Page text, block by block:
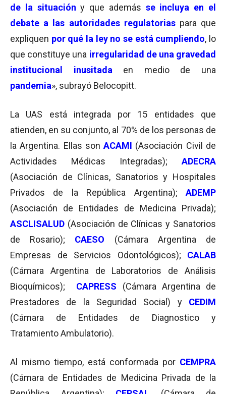
de la situación y que además se incluya en el
debate a las autoridades regulatoriaspara que
expliquen por qué la ley no se está cumpliendo, lo
que constituye una irregularidad de una gravedad
institucional inusitada en medio de una
pandemia», subrayó Belocopitt.
La UAS está integrada por 15 entidades que
atienden, en su conjunto, al 70% de los personas de
la Argentina. Ellas sonACAMI (Asociación Civil de
Actividades Médicas Integradas); ADECRA
(Asociación de Clínicas, Sanatorios y Hospitales
Privados de la República Argentina); ADEMP
(Asociación de Entidades de Medicina Privada);
ASCLISALUD (Asociación de Clínicas y Sanatorios
de Rosario); CAESO (Cámara Argentina de
Empresas de Servicios Odontológicos); CALAB
(Cámara Argentina de Laboratorios de Análisis
Bioquímicos); CAPRESS (Cámara Argentina de
Prestadores de la Seguridad Social) y CEDIM
(Cámara de Entidades de Diagnostico y
Tratamiento Ambulatorio).
Al mismo tiempo, está conformada por CEMPRA
(Cámara de Entidades de Medicina Privada de la